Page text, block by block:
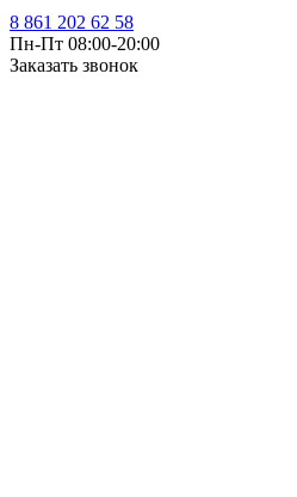
8 861 202 62 58
Пн-Пт 08:00-20:00
Заказать звонок